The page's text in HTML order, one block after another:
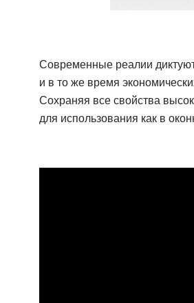
Современные реалии
и в то же время
Сохраняя все свойства
для использования как в